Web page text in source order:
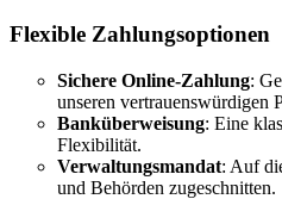
Flexible Zahlungsoptionen
Sichere Online-Zahlung:
unseren vertrauenswürdigen
Banküberweisung: Eine
Flexibilität.
Verwaltungsmandat: Auf
und Behörden zugeschnitten.